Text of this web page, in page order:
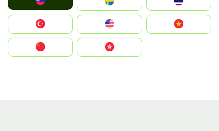
United States
中國香港特別行政區